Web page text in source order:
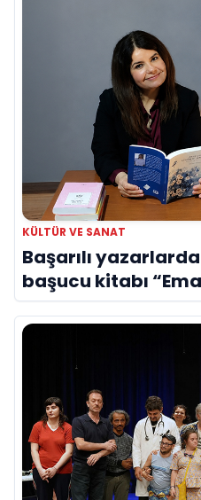
KÜLTÜR VE SANAT
Başarılı
başucu kitabı
yerini aldı